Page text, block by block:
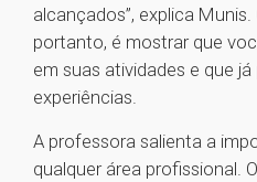
alcançados”, explica
portanto, é mostrar que
em suas atividades e que
experiências.
A professora salienta a
qualquer área profissional.